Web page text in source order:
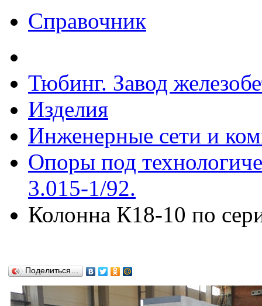
Справочник
Тюбинг. Завод
Изделия
Инженерные сети и
Опоры под
3.015-1/92.
Колонна К18-10 по
Поделиться…